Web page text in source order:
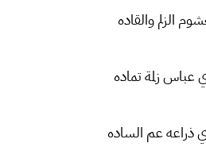
الزلم والقاده
عباس زلمة تماده
ذراعه عم الساده